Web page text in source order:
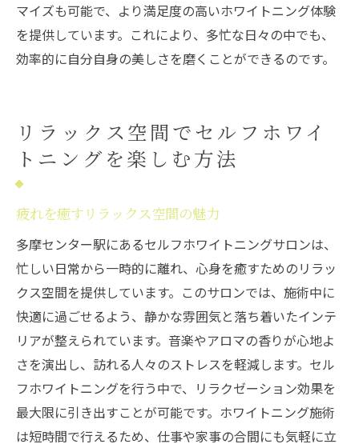
マイズも可能で、より満足度の高いホワイトニング体験
を提供しています。これにより、多忙な日々の中でも、
効率的に自分自身の美しさを磨くことができるのです。
リラックス空間でセルフホワイ
トニングを楽しむ方法
疲れを癒すリラックス空間の魅力
多摩センター駅にあるセルフホワイトニングサロンは、
忙しい日常から一時的に離れ、心身を癒すためのリラッ
クス空間を提供しています。このサロンでは、施術中に
快適に過ごせるよう、静かな雰囲気と落ち着いたインテ
リアが整えられています。音楽やアロマの香りが心地よ
さを演出し、訪れる人々のストレスを軽減します。セル
フホワイトニングを行う中で、リラクゼーション効果を
最大限に引き出すことが可能です。ホワイトニング施術
は短時間で行えるため、仕事や家事の合間にも気軽に立